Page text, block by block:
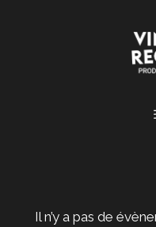
Il n’y a pas de